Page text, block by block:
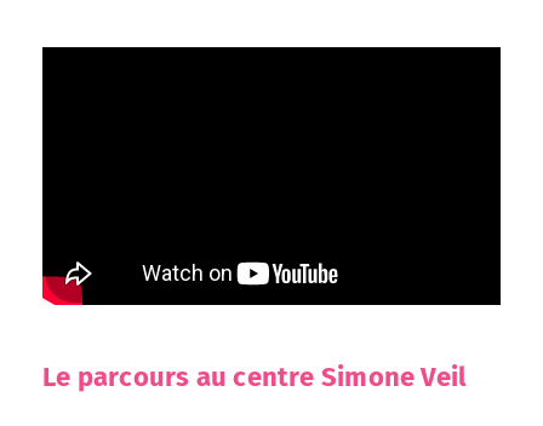
Le parcours au centre Simone Veil